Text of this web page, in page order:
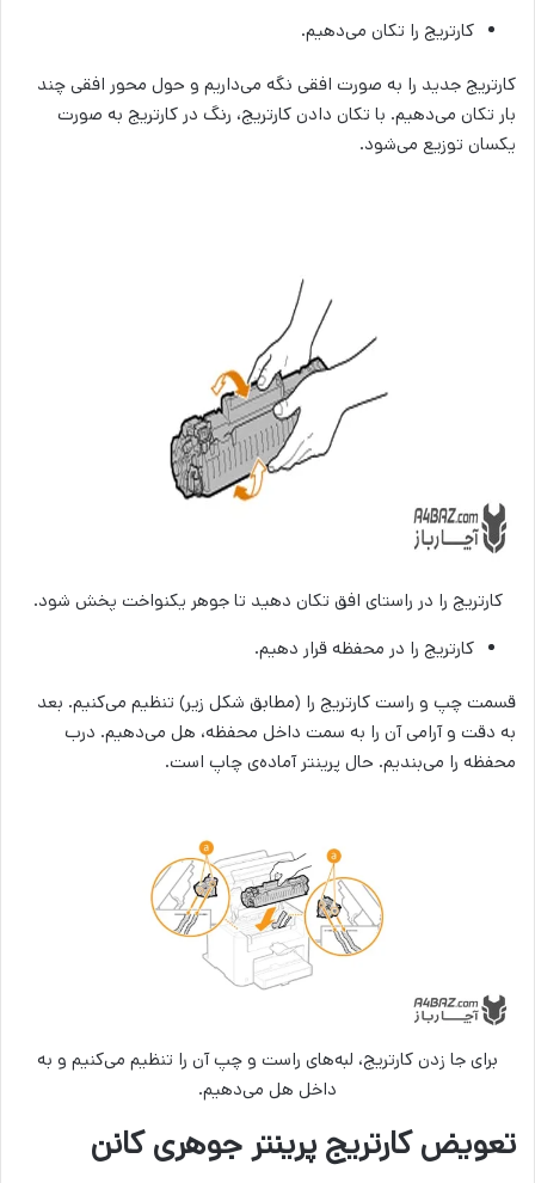
کارتریج را تکان ‌می‌دهیم.
کارتریج جدید را به صورت افقی نگه می‌داریم و حول محور افقی چند
بار تکان می‌دهیم. با تکان دادن کارتریج، رنگ در کارتریج به صورت
یکسان توزیع می‌شود.
کارتریج را در راستای افق تکان دهید تا جوهر یکنواخت پخش شود.
کارتریج را در محفظه قرار دهیم.
قسمت چپ و راست کارتریج را (مطابق شکل زیر) تنظیم می‌کنیم. بعد
به دقت و آرامی آن را به سمت داخل محفظه، هل می‌دهیم. درب
محفظه را می‌بندیم. حال پرینتر آماده‌ی چاپ است.
برای جا زدن کارتریج، لبه‌های راست و چپ آن را تنظیم می‌کنیم و به
داخل هل می‌دهیم.
تعویض کارتریج پرینتر جوهری کانن